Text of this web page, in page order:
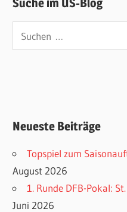
Suche im ÜS-Blog
nach:
Neueste Beiträge
Topspiel zum
August 2026
1. Runde DFB-Pokal:
Juni 2026